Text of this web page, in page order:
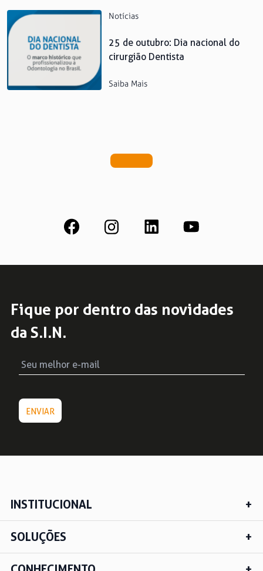
Notícias
25 de outubro: Dia nacional do
cirurgião Dentista
Saiba Mais
Fique por dentro das novidades
da S.I.N.
INSTITUCIONAL
SOLUÇÕES